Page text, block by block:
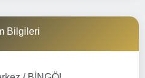
Bilgileri